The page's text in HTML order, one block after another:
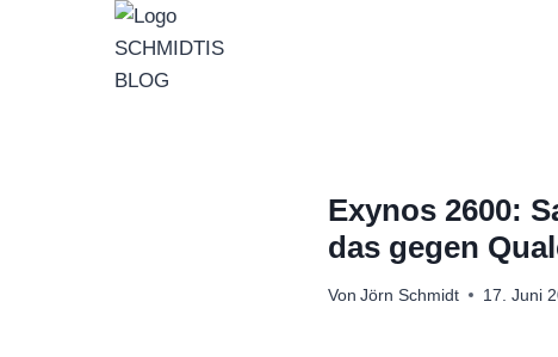
Exynos 2600:
das gegen
Von Jörn Schmidt 17. Juni